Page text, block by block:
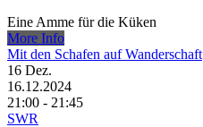
Eine Amme für die Küken
More Info
Mit den Schafen auf Wanderschaft
16 Dez.
16.12.2024
21:00 - 21:45
SWR